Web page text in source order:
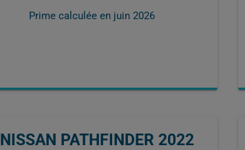
Prime calculée en juin 2026
NISSAN PATHFINDER 2022